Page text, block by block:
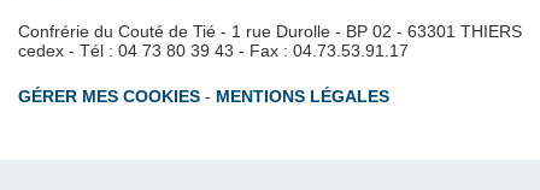
Confrérie du Couté de Tié - 1 rue Durolle - BP 02 - 63301 THIERS
cedex - Tél : 04 73 80 39 43 - Fax : 04.73.53.91.17
GÉRER MES COOKIES - MENTIONS LÉGALES